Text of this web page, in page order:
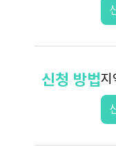
신청 방법